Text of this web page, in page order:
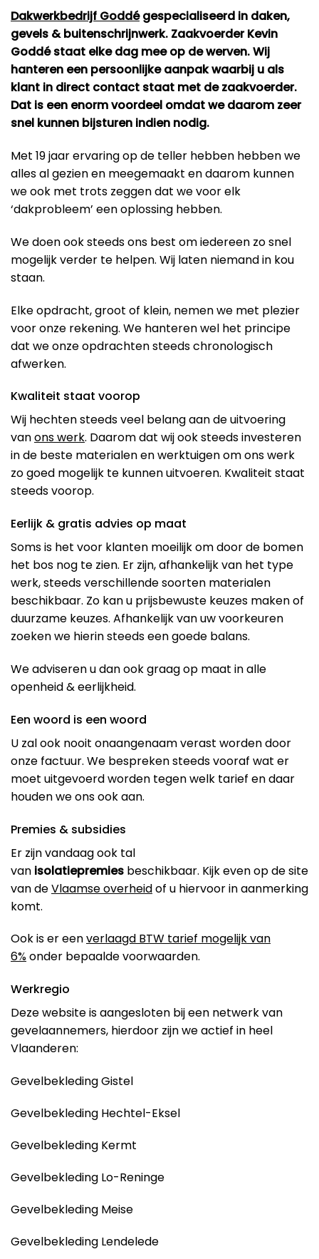
Dakwerkbedrijf Goddégespecialiseerd in daken,
gevels & buitenschrijnwerk. Zaakvoerder Kevin
Goddé staat elke dag mee op de werven. Wij
hanteren een persoonlijke aanpak waarbij u als
klant in direct contact staat met de zaakvoerder.
Dat is een enorm voordeel omdat we daarom zeer
snel kunnen bijsturen indien nodig.
Met 19 jaar ervaring op de teller hebben hebben we
alles al gezien en meegemaakt en daarom kunnen
we ook met trots zeggen dat we voor elk
‘dakprobleem’ een oplossing hebben.
We doen ook steeds ons best om iedereen zo snel
mogelijk verder te helpen. Wij laten niemand in kou
staan.
Elke opdracht, groot of klein, nemen we met plezier
voor onze rekening. We hanteren wel het principe
dat we onze opdrachten steeds chronologisch
afwerken.
Kwaliteit staat voorop
Wij hechten steeds veel belang aan de uitvoering
vanons werk. Daarom dat wij ook steeds investeren
in de beste materialen en werktuigen om ons werk
zo goed mogelijk te kunnen uitvoeren. Kwaliteit staat
steeds voorop.
Eerlijk & gratis advies op maat
Soms is het voor klanten moeilijk om door de bomen
het bos nog te zien. Er zijn, afhankelijk van het type
werk, steeds verschillende soorten materialen
beschikbaar. Zo kan u prijsbewuste keuzes maken of
duurzame keuzes. Afhankelijk van uw voorkeuren
zoeken we hierin steeds een goede balans.
We adviseren u dan ook graag op maat in alle
openheid & eerlijkheid.
Een woord is een woord
U zal ook nooit onaangenaam verast worden door
onze factuur. We bespreken steeds vooraf wat er
moet uitgevoerd worden tegen welk tarief en daar
houden we ons ook aan.
Premies & subsidies
Er zijn vandaag ook tal
van isolatiepremies beschikbaar. Kijk even op de site
van deVlaamse overheidof u hiervoor in aanmerking
komt.
Ook is er eenverlaagd BTW tarief mogelijk van
6%onder bepaalde voorwaarden.
Werkregio
Deze website is aangesloten bij een netwerk van
gevelaannemers, hierdoor zijn we actief in heel
Vlaanderen:
Gevelbekleding Gistel
Gevelbekleding Hechtel-Eksel
Gevelbekleding Kermt
Gevelbekleding Lo-Reninge
Gevelbekleding Meise
Gevelbekleding Lendelede